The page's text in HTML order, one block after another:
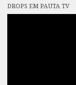
DROPS EM PAUTA TV